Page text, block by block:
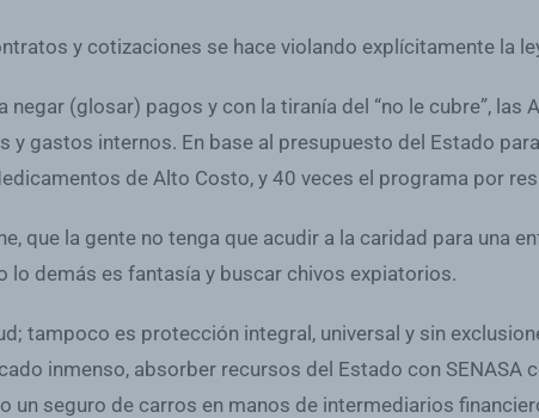
y cotizaciones se hace violando explícitamente la
(glosar) pagos y con la tiranía del “no le cubre”, las
y gastos internos. En base al presupuesto del Estado
de Alto Costo, y 40 veces el programa por
que la gente no tenga que acudir a la caridad para una
lo demás es fantasía y buscar chivos expiatorios.
tampoco es protección integral, universal y sin
inmenso, absorber recursos del Estado con SENASA
un seguro de carros en manos de intermediarios